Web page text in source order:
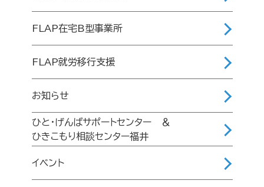
FLAP在宅B型事業所
FLAP就労移行支援
お知らせ
ひと・げんばサポートセンター ＆
ひきこもり相談センター福井
イベント